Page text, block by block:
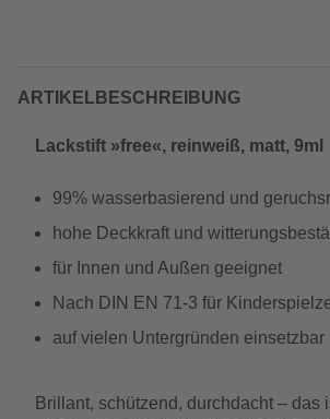
ARTIKELBESCHREIBUNG
Lackstift »free«, reinweiß, matt, 9ml
99% wasserbasierend und
hohe Deckkraft und
für Innen und Außen geeignet
Nach DIN EN 71-3 für
auf vielen Untergründen einsetzbar
Brillant, schützend, durchdacht – das